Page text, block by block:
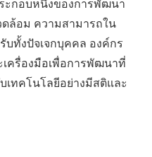
ระกอบหนึ่งของการพัฒนา
ล้อม ความสามารถใน
ทั้งปัจเจกบุคคล องค์กร
ครื่องมือเพื่อการพัฒนาที่
ทคโนโลยีอย่างมีสติและ